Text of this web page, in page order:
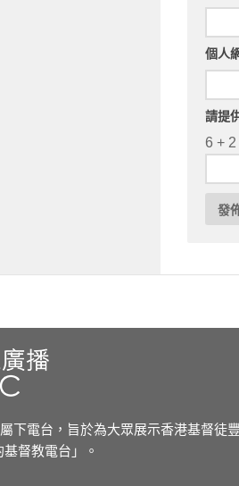
個人
請提
6 + 2
下電台，旨於為大眾展示香港基督徒
督教電台」。